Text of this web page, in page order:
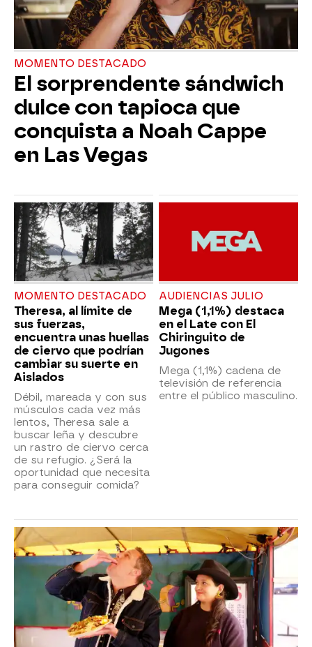
MOMENTO DESTACADO
El sorprendente sándwich
dulce con tapioca que
conquista a Noah Cappe
en Las Vegas
MOMENTO DESTACADO
Theresa, al límite de
sus fuerzas,
encuentra unas huellas
de ciervo que podrían
cambiar su suerte en
Aislados
Débil, mareada y con sus
músculos cada vez más
lentos, Theresa sale a
buscar leña y descubre
un rastro de ciervo cerca
de su refugio. ¿Será la
oportunidad que necesita
para conseguir comida?
AUDIENCIAS JULIO
Mega (1,1%) destaca
en el Late con El
Chiringuito de
Jugones
Mega (1,1%) cadena de
televisión de referencia
entre el público masculino.